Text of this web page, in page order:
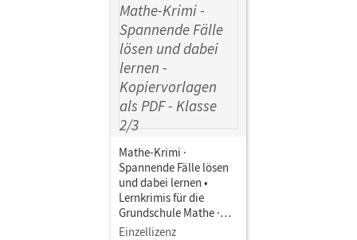
Mathe-Krimi ·
Spannende Fälle lösen
und dabei lernen •
Lernkrimis für die
Grundschule Mathe ·
Klasse 2/3 •
Einzellizenz